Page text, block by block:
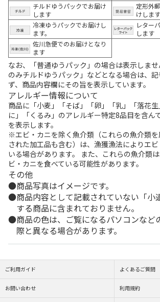
チルドゆうパックでお届け
します
定形外
けします
冷凍ゆうパックでお届けし
ます。
レター
します
佐川急便でのお届けとなり
ます
なお、「普通ゆうパック」の場合は表示しま
のみチルドゆうパック」などとなる場合は、
ず、商品内容欄にその旨を表示しています。
アレルギー情報について
商品に「小麦」「そば」「卵」「乳」「落花
に」「くるみ」のアレルギー特定8品目を含ん
を表示します。
※エビ・カニを除く魚介類（これらの魚介類
された加工品も含む）は、漁獲漁法によりエ
いる場合があります。 また、これらの魚介類
ビ・カニを食べている可能性があります。
その他
商品写真はイメージです。
商品内容として記載されていない「小
する商品に含まれておりません。
商品の色は、ご覧になるパソコンなど
際と異なる場合があります。
ご利用ガイド よくあるご質問
お問い合わせ 利用規約